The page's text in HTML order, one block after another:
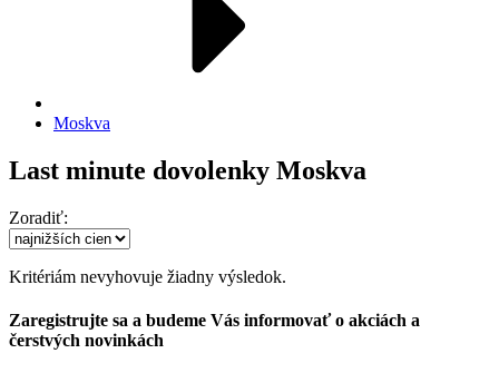
Moskva
Last minute dovolenky Moskva
Zoradiť:
Kritériám nevyhovuje žiadny výsledok.
Zaregistrujte sa a budeme Vás informovať o akciách a
čerstvých novinkách